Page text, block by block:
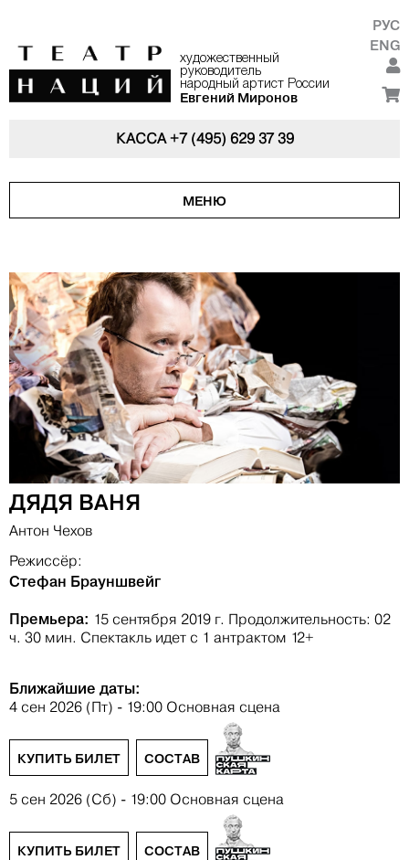
художественный
руководитель
народный артист России
Евгений Миронов
РУС
ENG
КАССА+7 (495) 629 37 39
МЕНЮ
ДЯДЯ ВАНЯ
Антон Чехов
Режиссёр:
Стефан Брауншвейг
Премьера: 15 сентября 2019 г. Продолжительность: 02
ч. 30 мин. Спектакль идет с 1 антрактом 12+
Ближайшие даты:
4 сен 2026 (Пт) - 19:00 Основная сцена
КУПИТЬ БИЛЕТ СОСТАВ
5 сен 2026 (Сб) - 19:00 Основная сцена
КУПИТЬ БИЛЕТ СОСТАВ